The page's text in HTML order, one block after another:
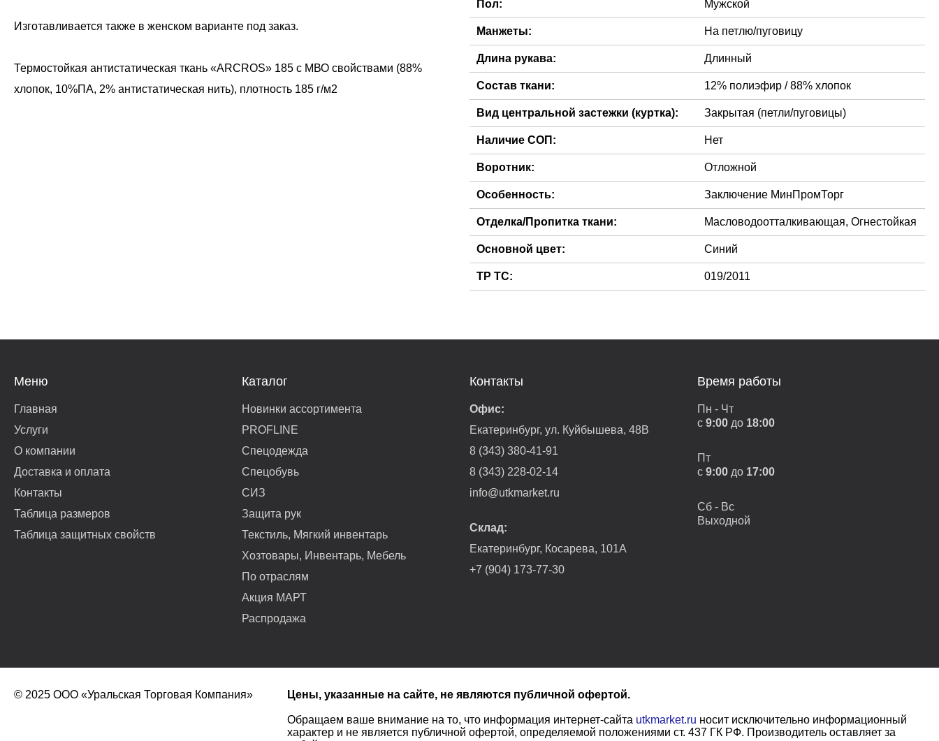
Изготавливается также в женском варианте под заказ.
Термостойкая антистатическая ткань «ARCROS» 185 с МВО свойствами (88%
Пол: Мужской
Манжеты: На петлю/пуговицу
Длина рукава: Длинный
Состав ткани: 12% полиэфир / 88% хлопок
Вид центральной застежки (куртка): Закрытая (петли/пуговицы)
Наличие СОП: Нет
Воротник: Отложной
Особенность: Заключение МинПромТорг
Отделка/Пропитка ткани: Масловодоотталкивающая, Огнестойкая
Основной цвет: Синий
ТР ТС: 019/2011
Меню
Главная
Услуги
О компании
Доставка и оплата
Контакты
Таблица размеров
Таблица защитных свойств
Каталог
Новинки ассортимента
PROFLINE
Спецодежда
Спецобувь
СИЗ
Защита рук
Текстиль, Мягкий инвентарь
Хозтовары, Инвентарь, Мебель
По отраслям
Акция МАРТ
Распродажа
Контакты
Офис:
Екатеринбург, ул. Куйбышева, 48В
8 (343) 380-41-91
8 (343) 228-02-14
info@utkmarket.ru
Склад:
Екатеринбург, Косарева, 101А
+7 (904) 173-77-30
Время работы
Пн - Чт
с 9:00 до 18:00
Пт
с 9:00 до 17:00
Сб - Вс
Выходной
© 2025 ООО «Уральская Торговая Компания» Цены, указанные на сайте, не являются публичной офертой.
Обращаем ваше внимание на то, что информация интернет-сайта utkmarket.ru носит исключительно информационный
характер и не является публичной офертой, определяемой положениями ст. 437 ГК РФ. Производитель оставляет за